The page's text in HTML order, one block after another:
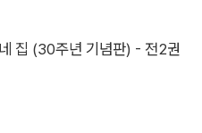
집 (30주년 기념판) - 전2권